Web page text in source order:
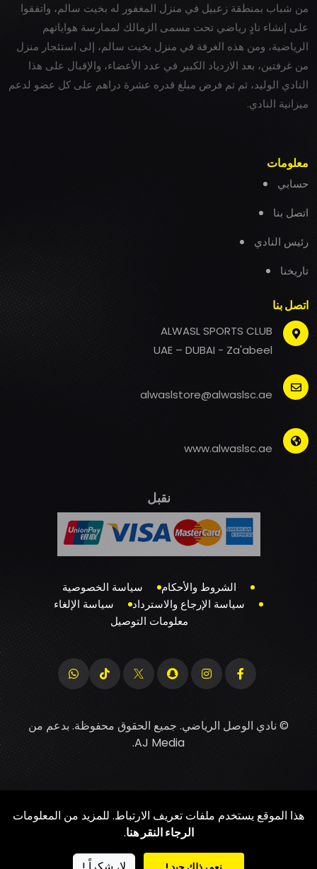
من شباب بمنطقة زعبيل في منزل المغفور له بخيت سالم، واتفقوا
على إنشاء نادٍ رياضي تحت مسمى الزمالك لممارسة هواياتهم
الرياضية، ومن هذه الغرفة في منزل بخيت سالم، إلى استئجار منزل
من غرفتين، بعد الازدياد الكبير في عدد الأعضاء، والإقبال على هذا
النادي الوليد، ثم تم فرض مبلغ قدره عشرة دراهم على كل عضو لدعم
ميزانية النادي.
معلومات
حسابي
اتصل بنا
رئيس النادي
تاريخنا
اتصل بنا
ALWASL SPORTS CLUB
UAE – DUBAI - Za'abeel
alwaslstore@alwaslsc.ae
www.alwaslsc.ae
نقبل
الشروط والأحكام
سياسة الخصوصية
سياسة الإرجاع والاسترداد
سياسة الإلغاء
معلومات التوصيل
© نادي الوصل الرياضي. جميع الحقوق محفوظة. بدعم من
AJ Media
.
هذا الموقع يستخدم ملفات تعريف الارتباط. للمزيد من المعلومات
الرجاء النقر هنا.